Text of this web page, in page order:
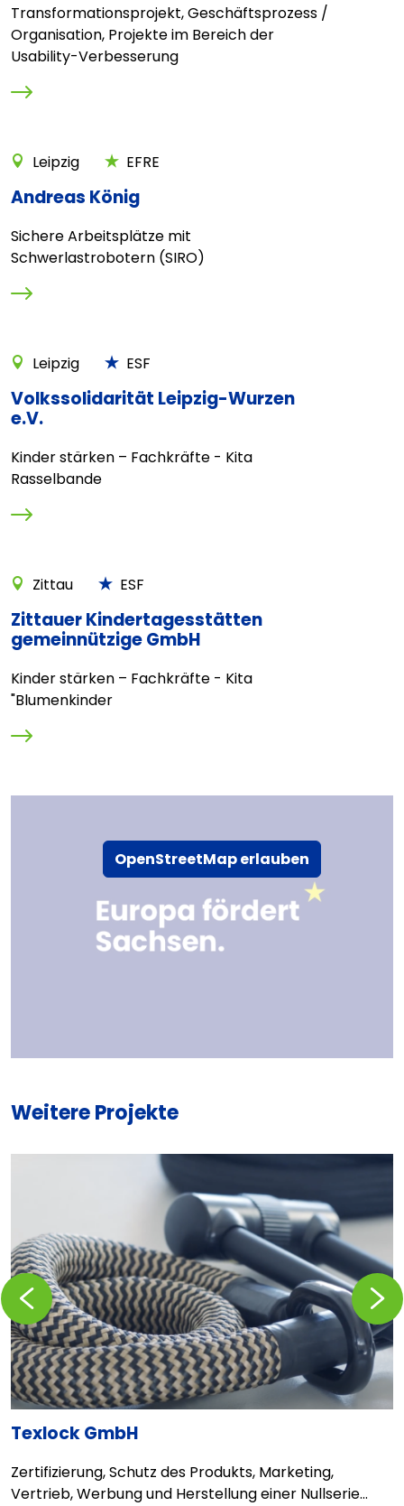
Transformationsprojekt, Geschäftsprozess /
Organisation, Projekte im Bereich der
Usability-Verbesserung
Leipzig EFRE
Andreas König
Sichere Arbeitsplätze mit
Schwerlastrobotern (SIRO)
Leipzig ESF
Volkssolidarität Leipzig-Wurzen
e.V.
Kinder stärken – Fachkräfte - Kita
Rasselbande
Zittau ESF
Zittauer Kindertagesstätten
gemeinnützige GmbH
Kinder stärken – Fachkräfte - Kita
"Blumenkinder
OpenStreetMap erlauben
Weitere Projekte
Texlock GmbH
Zertifizierung, Schutz des Produkts, Marketing,
Vertrieb, Werbung und Herstellung einer Nullserie...
Zurückblättern